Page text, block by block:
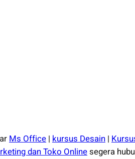
Ms Office | kursus Desain |
dan Toko Onlinesegera